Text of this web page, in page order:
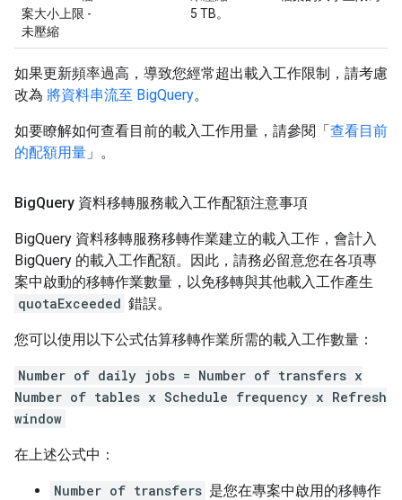
案大小上限 -
未壓縮
5 TB。
如果更新頻率過高，導致您經常超出載入工作限制，請考慮
改為 將資料串流至 BigQuery。
如要瞭解如何查看目前的載入工作用量，請參閱「查看目前
的配額用量 」。
BigQuery 資料移轉服務載入工作配額注意事項
BigQuery 資料移轉服務移轉作業建立的載入工作，會計入
BigQuery 的載入工作配額。因此，請務必留意您在各項專
案中啟動的移轉作業數量，以免移轉與其他載入工作產生
quotaExceeded 錯誤。
您可以使用以下公式估算移轉作業所需的載入工作數量：
Number of daily jobs = Number of transfers x
Number of tables x Schedule frequency x Refresh
window
在上述公式中：
Number of transfers 是您在專案中啟用的移轉作